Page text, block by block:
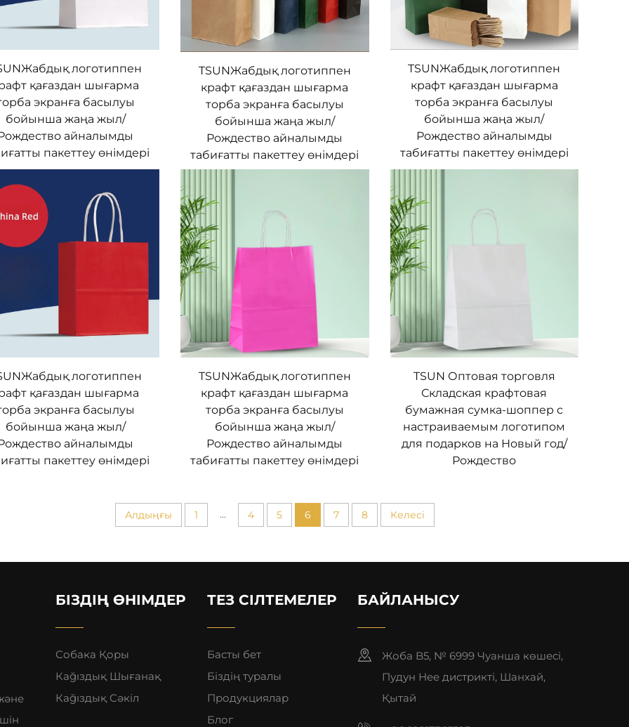
логотиппен
қағаздан шығарма
экранға басылуы
бойынша жаңа жыл/
айналымды
пакеттеу өнімдері
TSUNЖабдық логотиппен
крафт қағаздан шығарма
торба экранға басылуы
бойынша жаңа жыл/
Рождество айналымды
табиғатты пакеттеу өнімдері
TSUNЖабдық логотиппен
крафт қағаздан шығарма
торба экранға басылуы
бойынша жаңа жыл/
Рождество айналымды
табиғатты пакеттеу өнімдері
логотиппен
қағаздан шығарма
экранға басылуы
бойынша жаңа жыл/
айналымды
пакеттеу өнімдері
TSUNЖабдық логотиппен
крафт қағаздан шығарма
торба экранға басылуы
бойынша жаңа жыл/
Рождество айналымды
табиғатты пакеттеу өнімдері
TSUN Оптовая торговля
Складская крафтовая
бумажная сумка-шоппер с
настраиваемым логотипом
для подарков на Новый год/
Рождество
Алдыңғы 1 ... 4 5 6 7 8 Келесі
БІЗДІҢ ӨНІМДЕР
Собака Қоры
Кağıздық Шығанақ
Кağıздық Сәкіл
ТЕЗ СІЛТЕМЕЛЕР
Басты бет
Біздің туралы
Продукциялар
Блог
БАЙЛАНЫСУ
Жоба B5, № 6999 Чуанша көшесі,
Пудун Нее дистрикті, Шанхай,
Қытай